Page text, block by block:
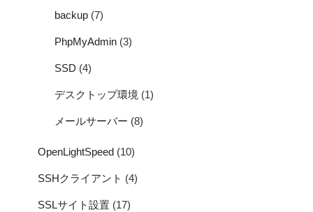
backup (7)
PhpMyAdmin (3)
SSD (4)
デスクトップ環境 (1)
メールサーバー (8)
OpenLightSpeed (10)
SSHクライアント (4)
SSLサイト設置 (17)